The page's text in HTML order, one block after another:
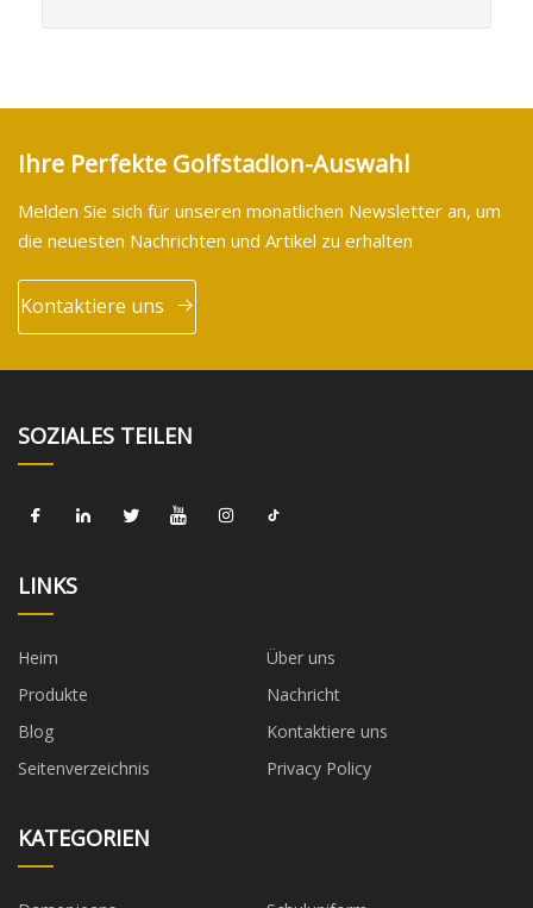
Ihre Perfekte Golfstadion-Auswahl
Melden Sie sich für unseren monatlichen Newsletter an, um
die neuesten Nachrichten und Artikel zu erhalten
Kontaktiere uns
SOZIALES TEILEN
LINKS
Heim
Über uns
Produkte
Nachricht
Blog
Kontaktiere uns
Seitenverzeichnis
Privacy Policy
KATEGORIEN